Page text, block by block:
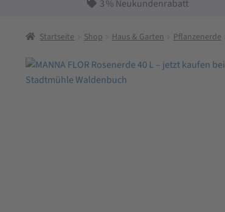
3 % Neukundenrabatt
Startseite Shop Haus & Garten Pflanzenerde